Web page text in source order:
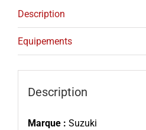
Description
Equipements
Description
Marque : Suzuki